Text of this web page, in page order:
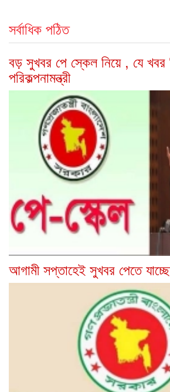
সর্বাধিক পঠিত
বড় সুখবর পে স্কেল নিয়ে , যে খবর
পরিকল্পনামন্ত্রী
আগামী সপ্তাহেই সুখবর পেতে